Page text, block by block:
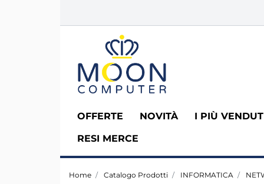
OFFERTE NOVITÀ
I PIÙ
RESI MERCE
Home Catalogo Prodotti INFORMATICA